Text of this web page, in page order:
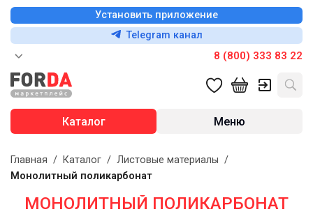
Установить приложение
Telegram канал
8 (800) 333 83 22
Каталог Меню
Главная / Каталог / Листовые материалы /
Монолитный поликарбонат
МОНОЛИТНЫЙ ПОЛИКАРБОНАТ